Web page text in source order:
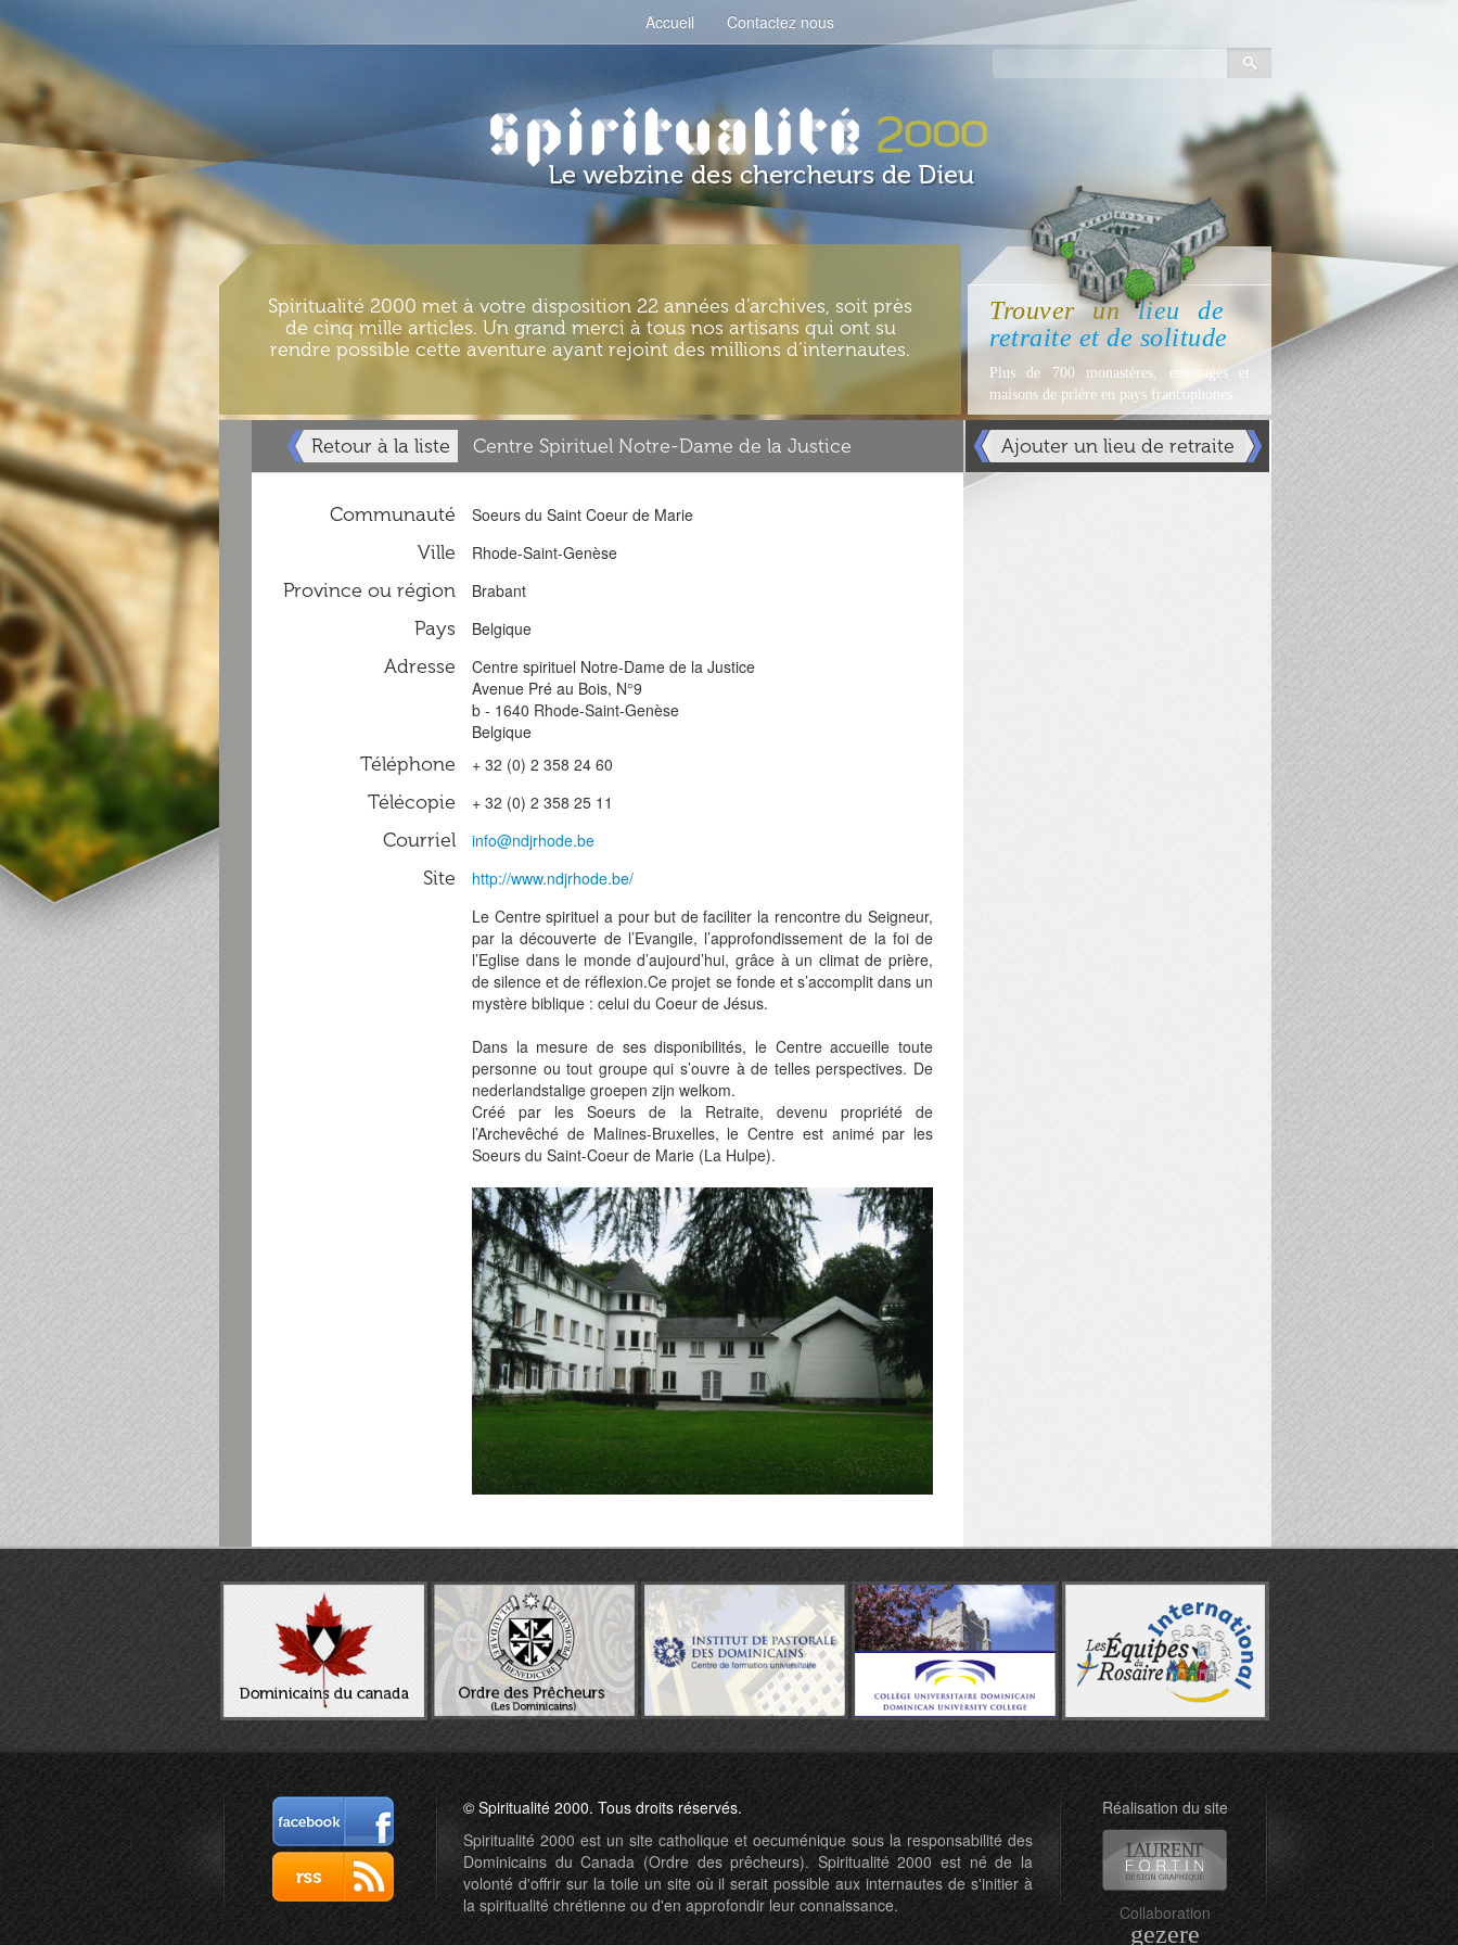
Accueil Contactez nous
Spiritualité 2000 met à votre disposition 22 années d’archives, soit près
de cinq mille articles. Un grand merci à tous nos artisans qui ont su
rendre possible cette aventure ayant rejoint des millions d’internautes.
Trouver un lieu
de
retraite et de solitude
Plus de 700 monastères, ermitages et
maisons de prière en pays francophones.
Retour à la liste Centre Spirituel Notre-Dame de la Justice
Communauté Soeurs du Saint Coeur de Marie
Ville Rhode-Saint-Genèse
Province ou région Brabant
Pays Belgique
Adresse
Centre spirituel Notre-Dame de la Justice
Avenue Pré au Bois, N°9
b - 1640 Rhode-Saint-Genèse
Belgique
Téléphone + 32 (0) 2 358 24 60
Télécopie + 32 (0) 2 358 25 11
Courriel info@ndjrhode.be
Site
http://www.ndjrhode.be/
Le Centre spirituel a pour but de faciliter la rencontre du Seigneur,
par la découverte de l’Evangile, l’approfondissement de la foi de
l’Eglise dans le monde d’aujourd’hui, grâce à un climat de prière,
de silence et de réflexion.Ce projet se fonde et s’accomplit dans un
mystère biblique : celui du Coeur de Jésus.
Dans la mesure de ses disponibilités, le Centre accueille toute
personne ou tout groupe qui s’ouvre à de telles perspectives. De
nederlandstalige groepen zijn welkom.
Créé par les Soeurs de la Retraite, devenu propriété de
l’Archevêché de Malines-Bruxelles, le Centre est animé par les
Soeurs du Saint-Coeur de Marie (La Hulpe).
Ajouter un lieu de retraite
© Spiritualité 2000. Tous droits réservés.
Spiritualité 2000 est un site catholique et oecuménique sous la responsabilité des
Dominicains du Canada (Ordre des prêcheurs). Spiritualité 2000 est né de la
volonté d'offrir sur la toile un site où il serait possible aux internautes de s'initier à
la spiritualité chrétienne ou d'en approfondir leur connaissance.
Réalisation du site
Collaboration
gezere